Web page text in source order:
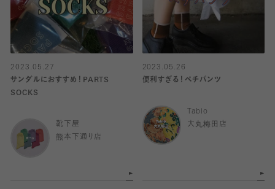
2023.05.27
サンダルにおすすめ！PARTS
SOCKS
靴下屋
熊本下通り店
2023.05.26
便利すぎる！ペチパンツ
Tabio
大丸梅田店